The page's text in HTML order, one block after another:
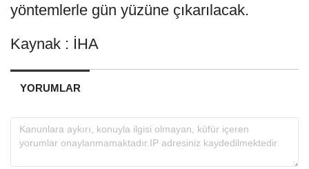
yöntemlerle gün yüzüne çıkarılacak.
Kaynak : İHA
YORUMLAR